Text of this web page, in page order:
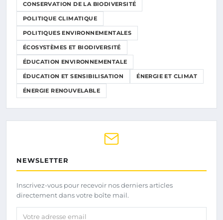
CONSERVATION DE LA BIODIVERSITÉ
POLITIQUE CLIMATIQUE
POLITIQUES ENVIRONNEMENTALES
ÉCOSYSTÈMES ET BIODIVERSITÉ
ÉDUCATION ENVIRONNEMENTALE
ÉDUCATION ET SENSIBILISATION ÉNERGIE ET CLIMAT
ÉNERGIE RENOUVELABLE
NEWSLETTER
Inscrivez-vous pour recevoir nos derniers articles
directement dans votre boîte mail.
Votre adresse email